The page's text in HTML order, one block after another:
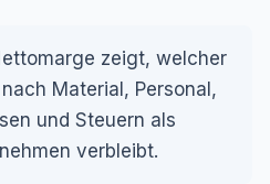
zeigt, welcher
Material, Personal,
und Steuern als
verbleibt.